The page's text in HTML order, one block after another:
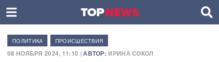
ПОЛИТИКА ПРОИСШЕСТВИЯ
08 НОЯБРЯ 2024, 11:10 |АВТОР: ИРИНА СОКОЛ